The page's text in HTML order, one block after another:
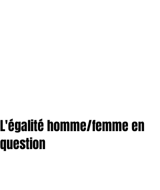
L'égalité homme/femme en
question